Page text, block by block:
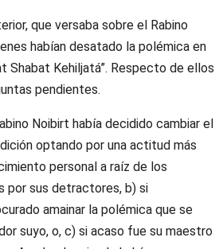
que versaba sobre el Rabino
habían desatado la polémica en
Shabat Kehiljatá”. Respecto de ellos
pendientes.
Noibirt había decidido cambiar el
optando por una actitud más
personal a raíz de los
por sus detractores, b) si
amainar la polémica que se
suyo, o, c) si acaso fue su maestro